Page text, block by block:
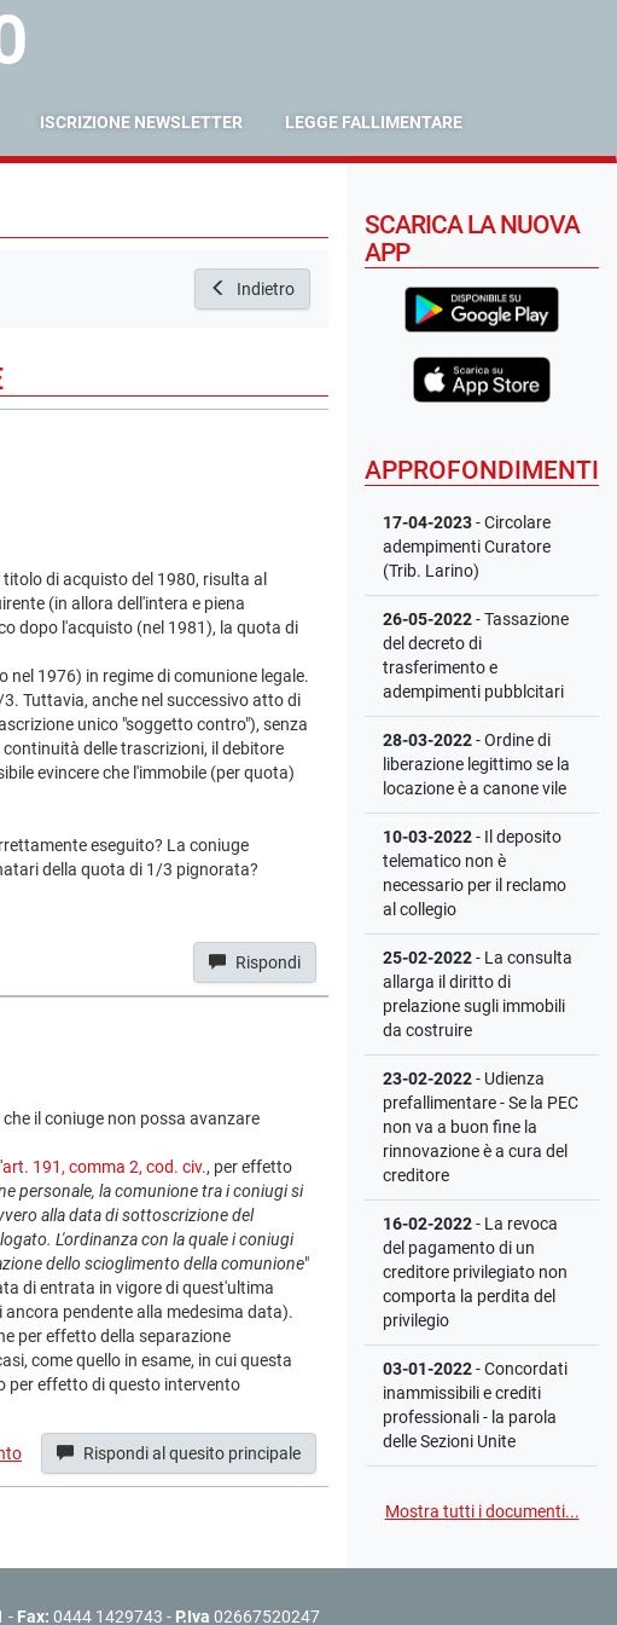
ISCRIZIONE NEWSLETTER LEGGE FALLIMENTARE
Indietro
di acquisto del 1980, risulta al
(in allora dell'intera e piena
dopo l'acquisto (nel 1981), la quota di
1976) in regime di comunione legale.
Tuttavia, anche nel successivo atto di
unico "soggetto contro"), senza
delle trascrizioni, il debitore
evincere che l'immobile (per quota)
eseguito? La coniuge
della quota di 1/3 pignorata?
Rispondi
il coniuge non possa avanzare
art. 191, comma 2, cod. civ., per effetto
personale, la comunione tra i coniugi si
alla data di sottoscrizione del
L'ordinanza con la quale i coniugi
dello scioglimento della comunione"
di entrata in vigore di quest'ultima
pendente alla medesima data).
per effetto della separazione
come quello in esame, in cui questa
per effetto di questo intervento
Rispondi al quesito principale
SCARICA LA NUOVA
APP
APPROFONDIMENTI
17-04-2023- Circolare
adempimenti Curatore
(Trib. Larino)
26-05-2022- Tassazione
del decreto di
trasferimento e
adempimenti pubblcitari
28-03-2022- Ordine di
liberazione legittimo se la
locazione è a canone vile
10-03-2022- Il deposito
telematico non è
necessario per il reclamo
al collegio
25-02-2022- La consulta
allarga il diritto di
prelazione sugli immobili
da costruire
23-02-2022- Udienza
prefallimentare - Se la PEC
non va a buon fine la
rinnovazione è a cura del
creditore
16-02-2022- La revoca
del pagamento di un
creditore privilegiato non
comporta la perdita del
privilegio
03-01-2022- Concordati
inammissibili e crediti
professionali - la parola
delle Sezioni Unite
Mostra tutti i documenti...
- Fax: 0444 1429743 - P.Iva 02667520247